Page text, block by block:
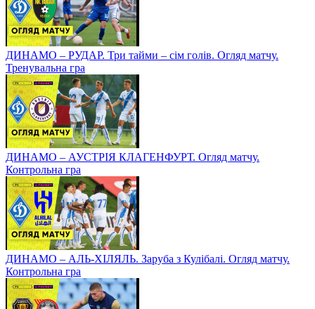
ДИНАМО – РУДАР. Три тайми – сім голів. Огляд матчу.
Тренувальна гра
ДИНАМО – АУСТРІЯ КЛАГЕНФУРТ. Огляд матчу.
Контрольна гра
ДИНАМО – АЛЬ-ХІЛЯЛЬ. Заруба з Кулібалі. Огляд матчу.
Контрольна гра